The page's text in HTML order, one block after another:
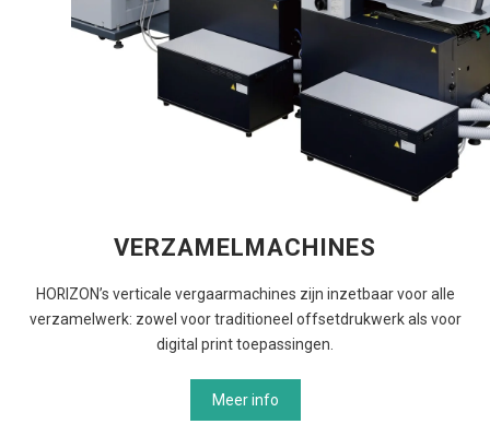
VERZAMELMACHINES
HORIZON’s verticale vergaarmachines zijn inzetbaar voor alle
verzamelwerk: zowel voor traditioneel offsetdrukwerk als voor
digital print toepassingen.
Meer info